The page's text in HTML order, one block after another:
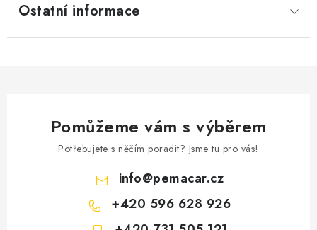
Ostatní informace
Pomůžeme vám s výběrem
Potřebujete s něčím poradit? Jsme tu pro vás!
info@pemacar.cz
+420 596 628 926